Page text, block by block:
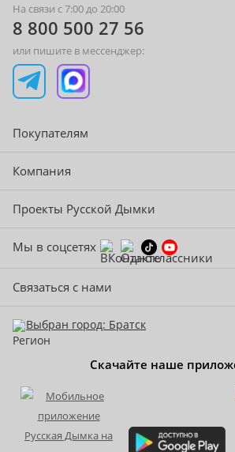
На связи с 7:00 до 20:00
8 800 500 27 56
или пишите в мессенджер:
Покупателям
Компания
Проекты Русской Дымки
Мы в соцсетях
Связаться с нами
Выбран город: Братск
Скачайте наше